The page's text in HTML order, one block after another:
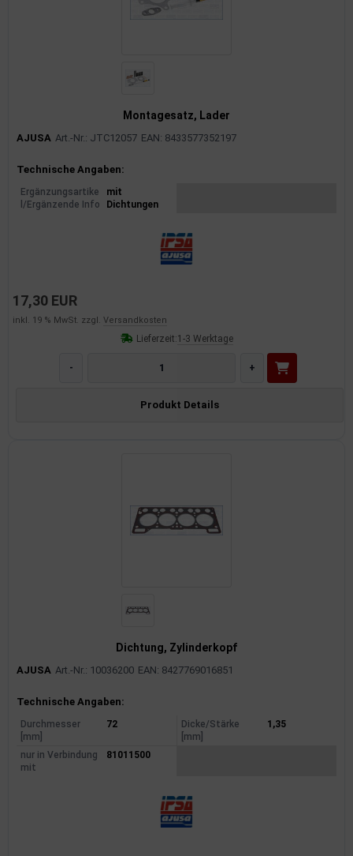
Montagesatz, Lader
AJUSA Art.-Nr.: JTC12057 EAN: 8433577352197
Produktinformationen
Technische Angaben:
Ergänzungsartike
l/Ergänzende Info
mit
Dichtungen
17,30 EUR
inkl. 19 % MwSt. zzgl. Versandkosten
Lieferzeit:1-3 Werktage
- +
Produkt Details
Dichtung, Zylinderkopf
AJUSA Art.-Nr.: 10036200 EAN: 8427769016851
Produktinformationen
Technische Angaben:
Durchmesser
[mm]
72
Dicke/Stärke
[mm]
1,35
nur in Verbindung
mit
81011500